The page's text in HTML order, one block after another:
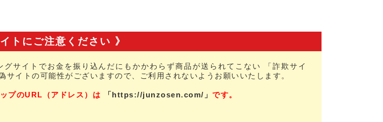
トにご注意ください 》
サイトでお金を振り込んだにもかかわらず商品が送られてこない 「詐欺サイ
イトの可能性がございますので、ご利用されないようお願いいたします。
プのURL（アドレス）は 「https://junzosen.com/」 です。